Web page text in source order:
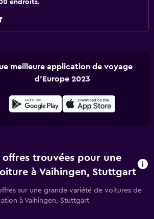
endroits.
meilleure application de voyage
d'Europe 2023
offres trouvées pour une
à Vaihingen, Stuttgart
sur une grande variété de voitures de
à Vaihingen, Stuttgart